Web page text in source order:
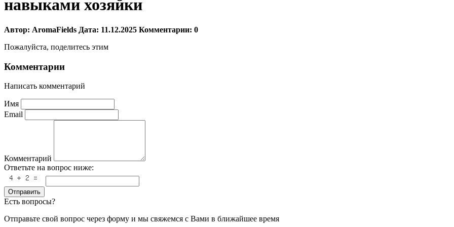
навыками хозяйки
Автор: AromaFields Дата: 11.12.2025 Комментарии: 0
Пожалуйста, поделитесь этим
Комментарии
Написать комментарий
Имя
Email
Комментарий
Ответьте на вопрос ниже:
Отправить
Есть вопросы?
Отправьте свой вопрос через форму и мы свяжемся с Вами в ближайшее время